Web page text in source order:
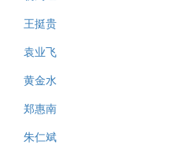
王挺贵
袁业飞
黄金水
郑惠南
朱仁斌